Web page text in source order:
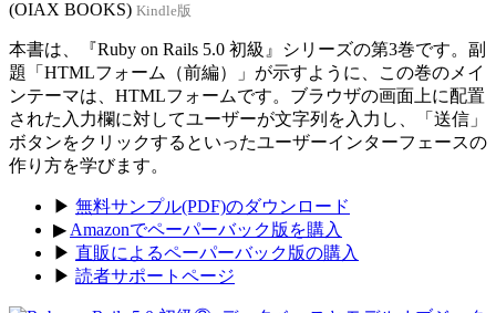
(OIAX BOOKS) Kindle版
本書は、『Ruby on Rails 5.0 初級』シリーズの第3巻です。副
題「HTMLフォーム（前編）」が示すように、この巻のメイ
ンテーマは、HTMLフォームです。ブラウザの画面上に配置
された入力欄に対してユーザーが文字列を入力し、「送信」
ボタンをクリックするといったユーザーインターフェースの
作り方を学びます。
▶ 無料サンプル(PDF)のダウンロード
▶ Amazonでペーパーバック版を購入
▶ 直販によるペーパーバック版の購入
▶ 読者サポートページ